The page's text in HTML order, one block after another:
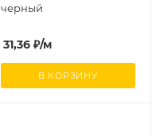
черный
31,36₽/м
В КОРЗИНУ